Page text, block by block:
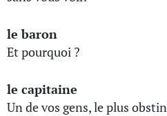
le baron
Et pourquoi ?
le capitaine
Un de vos gens, le plus